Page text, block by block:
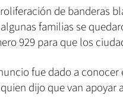
de banderas
familias se
929 para que los
fue dado a
dijo que van apoyar